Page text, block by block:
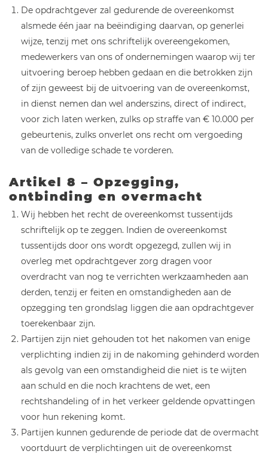
De opdrachtgever zal gedurende de overeenkomst
alsmede één jaar na beëindiging daarvan, op generlei
wijze, tenzij met ons schriftelijk overeengekomen,
medewerkers van ons of ondernemingen waarop wij ter
uitvoering beroep hebben gedaan en die betrokken zijn
of zijn geweest bij de uitvoering van de overeenkomst,
in dienst nemen dan wel anderszins, direct of indirect,
voor zich laten werken, zulks op straffe van € 10.000 per
gebeurtenis, zulks onverlet ons recht om vergoeding
van de volledige schade te vorderen.
Artikel 8 – Opzegging,
ontbinding en overmacht
Wij hebben het recht de overeenkomst tussentijds
schriftelijk op te zeggen. Indien de overeenkomst
tussentijds door ons wordt opgezegd, zullen wij in
overleg met opdrachtgever zorg dragen voor
overdracht van nog te verrichten werkzaamheden aan
derden, tenzij er feiten en omstandigheden aan de
opzegging ten grondslag liggen die aan opdrachtgever
toerekenbaar zijn.
Partijen zijn niet gehouden tot het nakomen van enige
verplichting indien zij in de nakoming gehinderd worden
als gevolg van een omstandigheid die niet is te wijten
aan schuld en die noch krachtens de wet, een
rechtshandeling of in het verkeer geldende opvattingen
voor hun rekening komt.
Partijen kunnen gedurende de periode dat de overmacht
voortduurt de verplichtingen uit de overeenkomst